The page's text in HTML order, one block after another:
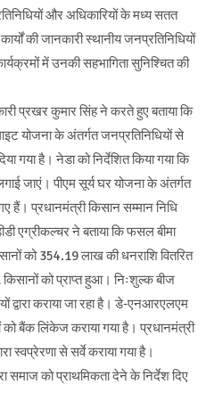
और अधिकारियों के मध्य सतत
की जानकारी स्थानीय जनप्रतिनिधियों
में उनकी सहभागिता सुनिश्चित की
प्रखर कुमार सिंह ने करते हुए बताया कि
योजना के अंतर्गत जनप्रतिनिधियों से
गया है। नेडा को निर्देशित किया गया कि
जाएं। पीएम सूर्य घर योजना के अंतर्गत
प्रधानमंत्री किसान सम्मान निधि
एग्रीकल्चर ने बताया कि फसल बीमा
को 354.19 लाख की धनराशि वितरित
को प्राप्त हुआ। निःशुल्क बीज
द्वारा कराया जा रहा है। डे-एनआरएलएम
बैंक लिंकेज कराया गया है। प्रधानमंत्री
स्वप्रेरणा से सर्वे कराया गया है।
समाज को प्राथमिकता देने के निर्देश दिए